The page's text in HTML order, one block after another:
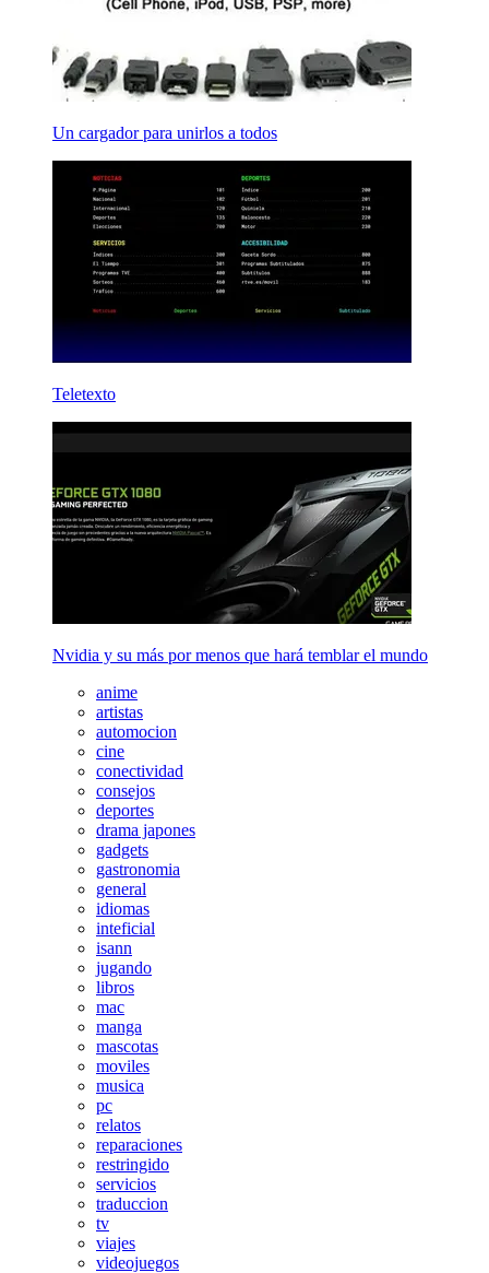
Un cargador para unirlos a todos
Teletexto
Nvidia y su más por menos que hará temblar el mundo
anime
artistas
automocion
cine
conectividad
consejos
deportes
drama japones
gadgets
gastronomia
general
idiomas
inteficial
isann
jugando
libros
mac
manga
mascotas
moviles
musica
pc
relatos
reparaciones
restringido
servicios
traduccion
tv
viajes
videojuegos